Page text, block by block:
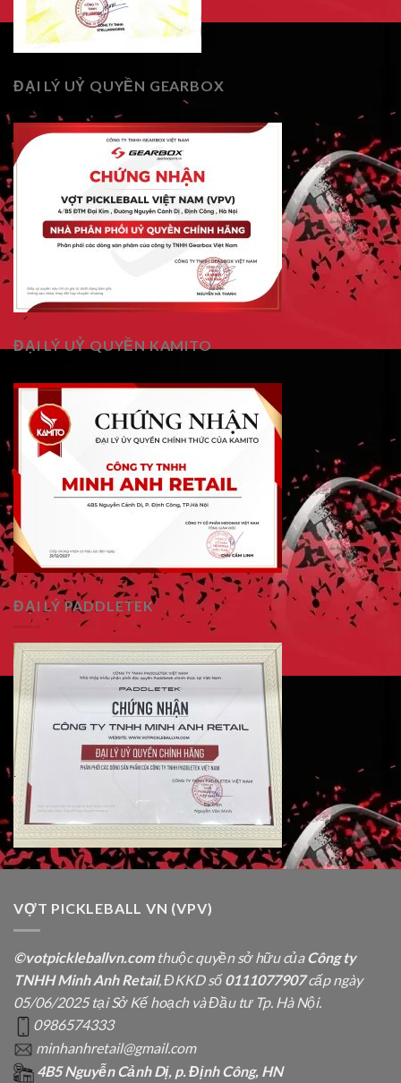
ĐẠI LÝ UỶ QUYỀN GEARBOX
ĐẠI LÝ UỶ QUYỀN KAMITO
ĐẠI LÝ PADDLETEK
VỢT PICKLEBALL VN (VPV)
©votpickleballvn.comthuộc quyền sở hữu củaCông ty
TNHH Minh Anh Retail, ĐKKD số0111077907cấp ngày
05/06/2025 tại Sở Kế hoạch và Đầu tư Tp. Hà Nội.
0986574333
minhanhretail@gmail.com
4B5 Nguyễn Cảnh Dị, p. Định Công, HN